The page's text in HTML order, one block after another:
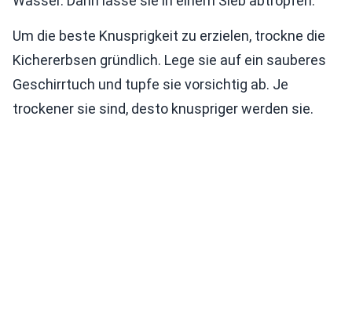
Um die beste Knusprigkeit zu erzielen, trockne die
Kichererbsen gründlich. Lege sie auf ein sauberes
Geschirrtuch und tupfe sie vorsichtig ab. Je
trockener sie sind, desto knuspriger werden sie.